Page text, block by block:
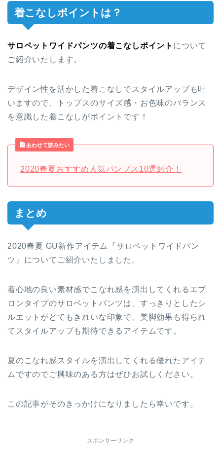
着こなしポイントは？
サロペットワイドパンツの着こなしポイント について
ご紹介いたします。
デザイン性を活かした着こなしでスタイルアップも叶
いますので、トップスのサイズ感・お色味のバランス
を意識した着こなしがポイントです！
あわせて読みたい
2020春夏おすすめ人気パンプス10選紹介！
まとめ
2020春夏 GU新作アイテム『サロペットワイドパン
ツ』についてご紹介いたしました。
着心地の良い素材感でこなれ感を演出してくれるエプ
ロンタイプのサロペットパンツは、すっきりとしたシ
ルエットがとてもきれいな印象で、美脚効果も得られ
てスタイルアップも期待できるアイテムです。
夏のこなれ感スタイルを演出してくれる優れたアイテ
ムですのでご興味のある方はぜひお試しください。
この記事がそのきっかけになりましたら幸いです。
スポンサーリンク